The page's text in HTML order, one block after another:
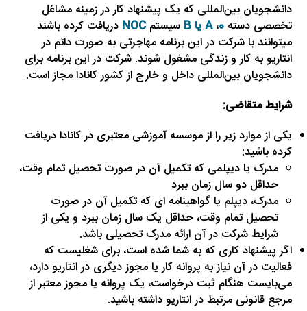
دانشجویان بین‌المللی که یک پیشنهاد کار در زمینه مشاغل
تخصصی دسته0،A یا B سیستمNOC دریافت کرده باشند
میتوانند با شرکت در این برنامه مهاجرتی به صورت دائم در
انتاریو به کار و زندگی مشغول شوند. شرکت در این برنامه برای
دانشجویان بین‌المللی داخل و خارج از کشور کانادا مجاز است.
شرایط متقاضی:
یکی از موارد زیر را از موسسه آموزشی معتبری در کانادا دریافت
کرده باشید:
مدرک یا دیپلمی که تکمیل آن در صورت تحصیل تمام وقت،
حداقل دو سال زمان ببرد
مدرک، دیپلم یا گواهینامه ای که تکمیل آن در صورت
تحصیل تمام وقت، حداقل یک سال زمان ببرد و یکی از
شرایط شرکت در آن ارائه مدرک تحصیلی باشد.
اگر پیشنهاد کاری که به شما شده است، برای شغلیست که
فعالیت در آن نیاز به پروانه کار یا مجوز دیگری در انتاریو دارد،
می‌بایست هنگام ثبت درخواست، یک پروانه یا مجوز معتبر از
مرجع قانونی مرتبط در انتاریو داشته باشید.